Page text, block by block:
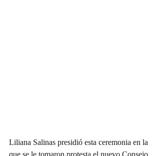
Liliana Salinas presidió esta ceremonia en la